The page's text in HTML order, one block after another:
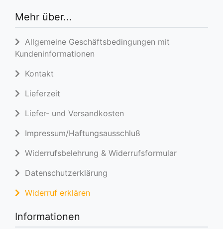
Mehr über...
Allgemeine Geschäftsbedingungen mit
Kundeninformationen
Kontakt
Lieferzeit
Liefer- und Versandkosten
Impressum/Haftungsausschluß
Widerrufsbelehrung & Widerrufsformular
Datenschutzerklärung
Widerruf erklären
Informationen